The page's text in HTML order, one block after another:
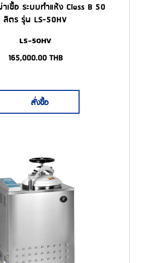
เชื้อ ระบบทำแห้ง Class B 50
ลิตร รุ่น LS-50HV
LS-50HV
165,000.00THB
สั่งซื้อ